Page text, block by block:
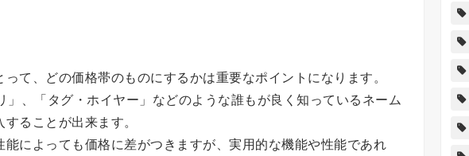
て、どの価格帯のものにするかは重要なポイントになります。
、「タグ・ホイヤー」などのような誰もが良く知っているネーム
ることが出来ます。
によっても価格に差がつきますが、実用的な機能や性能であれ